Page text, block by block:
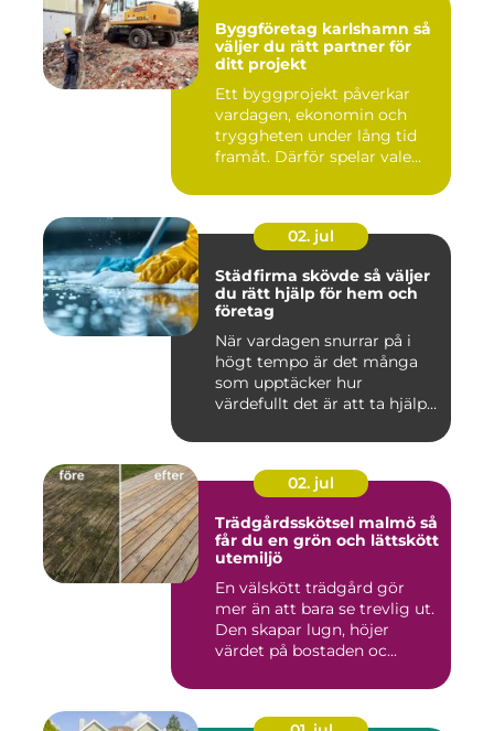
Byggföretag karlshamn så
väljer du rätt partner för
ditt projekt
Ett byggprojekt påverkar
vardagen, ekonomin och
tryggheten under lång tid
framåt. Därför spelar vale...
02. jul
Städfirma skövde så väljer
du rätt hjälp för hem och
företag
När vardagen snurrar på i
högt tempo är det många
som upptäcker hur
värdefullt det är att ta hjälp
02. jul
Trädgårdsskötsel malmö så
får du en grön och lättskött
utemiljö
En välskött trädgård gör
mer än att bara se trevlig ut.
Den skapar lugn, höjer
värdet på bostaden oc...